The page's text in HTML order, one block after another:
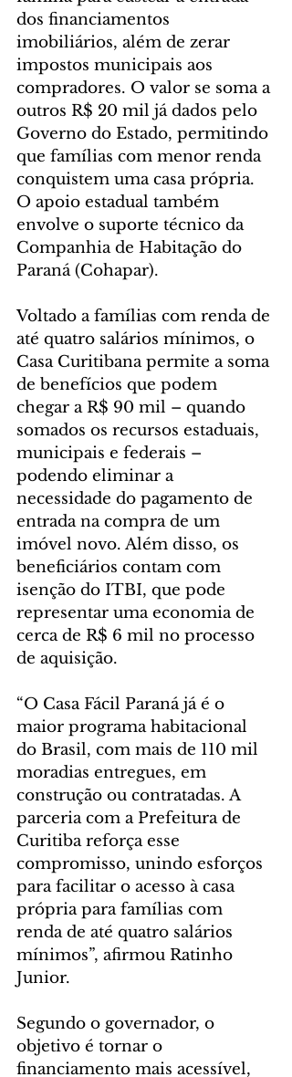
dos financiamentos
imobiliários, além de zerar
impostos municipais aos
compradores. O valor se soma a
outros R$ 20 mil já dados pelo
Governo do Estado, permitindo
que famílias com menor renda
conquistem uma casa própria.
O apoio estadual também
envolve o suporte técnico da
Companhia de Habitação do
Paraná (Cohapar).
Voltado a famílias com renda de
até quatro salários mínimos, o
Casa Curitibana permite a soma
de benefícios que podem
chegar a R$ 90 mil – quando
somados os recursos estaduais,
municipais e federais –
podendo eliminar a
necessidade do pagamento de
entrada na compra de um
imóvel novo. Além disso, os
beneficiários contam com
isenção do ITBI, que pode
representar uma economia de
cerca de R$ 6 mil no processo
de aquisição.
“O Casa Fácil Paraná já é o
maior programa habitacional
do Brasil, com mais de 110 mil
moradias entregues, em
construção ou contratadas. A
parceria com a Prefeitura de
Curitiba reforça esse
compromisso, unindo esforços
para facilitar o acesso à casa
própria para famílias com
renda de até quatro salários
mínimos”, afirmou Ratinho
Junior.
Segundo o governador, o
objetivo é tornar o
financiamento mais acessível,